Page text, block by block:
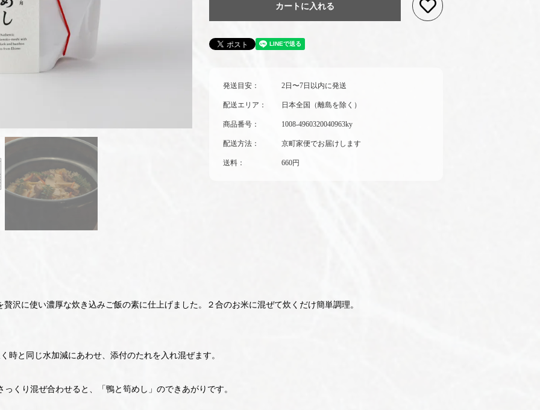
お気に入りに登録する
カートに入れる
発送目安： 2日〜7日以内に発送
配送エリア： 日本全国（離島を除く）
商品番号： 1008-4960320040963ky
配送方法： 京町家便でお届けします
送料： 660円
沢に使い濃厚な炊き込みご飯の素に仕上げました。２合のお米に混ぜて炊くだけ簡単調理。
時と同じ水加減にあわせ、添付のたれを入れ混ぜます。
くり混ぜ合わせると、「鴨と筍めし」のできあがりです。